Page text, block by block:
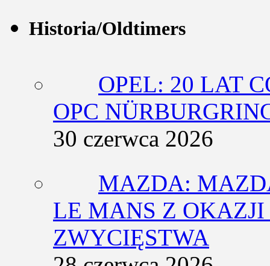
Historia/Oldtimers
OPEL: 20 LAT
OPC
30 czerwca 2026
MAZDA:
LE MANS Z
ZWYCIĘSTWA